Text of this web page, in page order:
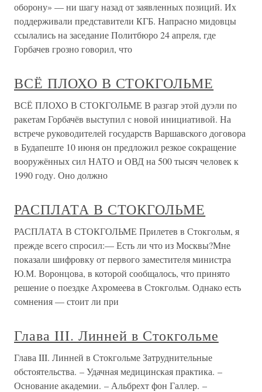
оборону» — ни шагу назад от заявленных позиций. Их
поддерживали представители КГБ. Напрасно мидовцы
ссылались на заседание Политбюро 24 апреля, где
Горбачев грозно говорил, что
ВСЁ ПЛОХО В СТОКГОЛЬМЕ
ВСЁ ПЛОХО В СТОКГОЛЬМЕ В разгар этой дуэли по
ракетам Горбачёв выступил с новой инициативой. На
встрече руководителей государств Варшавского договора
в Будапеште 10 июня он предложил резкое сокращение
вооружённых сил НАТО и ОВД на 500 тысяч человек к
1990 году. Оно должно
РАСПЛАТА В СТОКГОЛЬМЕ
РАСПЛАТА В СТОКГОЛЬМЕ Прилетев в Стокгольм, я
прежде всего спросил:— Есть ли что из Москвы?Мне
показали шифровку от первого заместителя министра
Ю.М. Воронцова, в которой сообщалось, что принято
решение о поездке Ахромеева в Стокгольм. Однако есть
сомнения — стоит ли при
Глава III. Линней в Стокгольме
Глава III. Линней в Стокгольме Затруднительные
обстоятельства. – Удачная медицинская практика. –
Основание академии. – Альбрехт фон Галлер. –